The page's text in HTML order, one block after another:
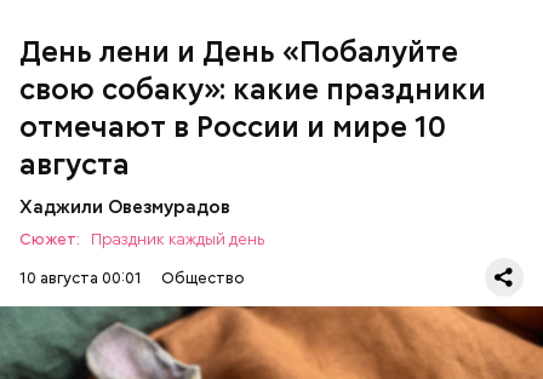
День лени и День «Побалуйте
свою собаку»: какие праздники
отмечают в России и мире 10
августа
Хаджили Овезмурадов
Сюжет:
Праздник каждый день
10 августа 00:01
Общество
День лени отмечается в США с целью напомнить о
важности отдыха и заботы о себе. 10 августа
Праздник любви